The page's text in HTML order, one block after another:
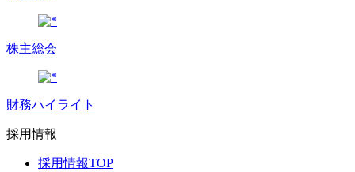
株主総会
財務ハイライト
採用情報
採用情報TOP